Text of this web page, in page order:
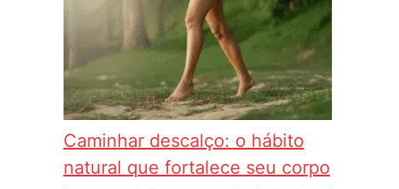
Caminhar descalço: o hábito
natural que fortalece seu corpo